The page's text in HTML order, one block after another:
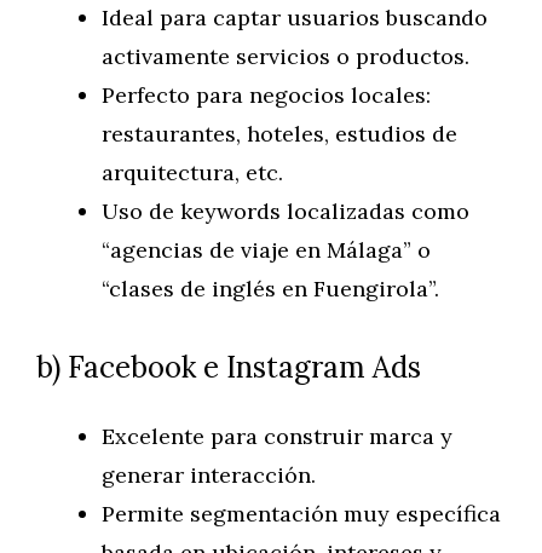
Ideal para captar usuarios buscando
activamente servicios o productos.
Perfecto para negocios locales:
restaurantes, hoteles, estudios de
arquitectura, etc.
Uso de keywords localizadas como
“agencias de viaje en Málaga” o
“clases de inglés en Fuengirola”.
b) Facebook e Instagram Ads
Excelente para construir marca y
generar interacción.
Permite segmentación muy específica